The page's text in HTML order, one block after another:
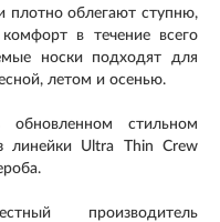
плотно облегают ступню,
в течение всего
носки подходят для
летом и осенью.
стильном
линейки Ultra Thin Crew
производитель